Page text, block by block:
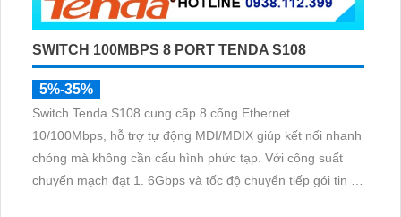
SWITCH 100MBPS 8 PORT TENDA S108
5%-35%
Switch Tenda S108 cung cấp 8 cổng Ethernet
10/100Mbps, hỗ trợ tự động MDI/MDIX giúp kết nối nhanh
chóng mà không cần cấu hình phức tạp. Với công suất
chuyển mạch đạt 1. 6Gbps và tốc độ chuyển tiếp gói tin 1.